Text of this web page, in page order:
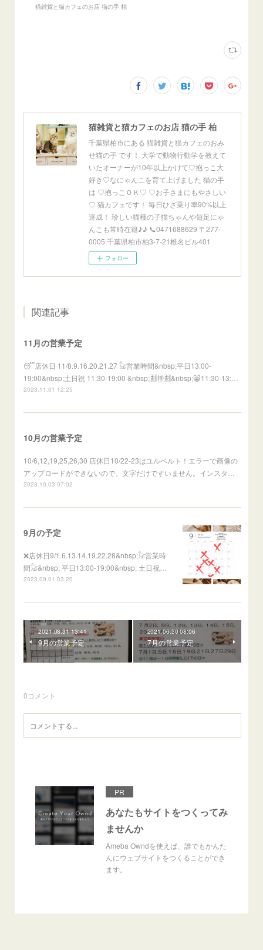
猫雑貨と猫カフェのお店 猫の手 柏
猫雑貨と猫カフェのお店 猫の手 柏
千葉県柏市にある 猫雑貨と猫カフェのおみ
せ猫の手 です！ 大学で動物行動学を教えて
いたオーナーが10年以上かけて♡抱っこ大
好き♡なにゃんこを育て上げました 猫の手
は ♡抱っこＯＫ♡ ♡お子さまにもやさしい
♡ 猫カフェです！ 毎日ひざ乗り率90%以上
達成！ 珍しい猫種の子猫ちゃんや短足にゃ
んこも常時在籍♪♪ 📞0471688629 〒277-
0005 千葉県柏市柏3-7-21椎名ビル401
フォロー
関連記事
11月の営業予定
⁡😴店休日⁡ ⁡11/8.9.16.20.21.27 ⁡𓃠営業時間⁡&nbsp;⁡⁡平日13:00-
19:00⁡&nbsp;⁡土日祝 11:30-19:00 ⁡⁡&nbsp;⁡🈹🉐🈹&nbsp;😸⁡⁡11:30-13:…
2023.11.01 12:25
10月の営業予定
10/6,12,19,25,26,30 店休日10/22-23はユルベルト！エラーで画像の
アップロードができないので、文字だけですいません。インスタ…
2023.10.03 07:02
9月の予定
❌店休日⁡9/1.6.13.14.19.22.28&nbsp;𓃠営業時
間𓃠&nbsp;⁡ 平日13:00-19:00&nbsp; ⁡土日祝…
2023.09.01 03:20
2021.08.31 13:41
9月の営業予定
2021.06.30 08:06
7月の営業予定
0コメント
PR
あなたもサイトをつくってみ
ませんか
Ameba Owndを使えば、誰でもかんた
んにウェブサイトをつくることができ
ます。